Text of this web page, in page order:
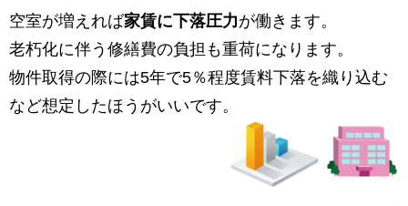
空室が増えれば家賃に下落圧力が働きます。
老朽化に伴う修繕費の負担も重荷になります。
物件取得の際には5年で5％程度賃料下落を織り込む
など想定したほうがいいです。